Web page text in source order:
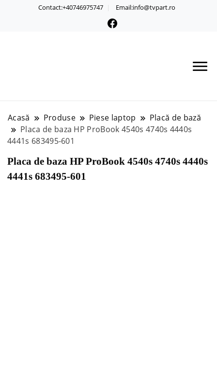
Contact:+40746975747 Email:info@tvpart.ro
Acasă Produse Piese laptop
Placă de bază
Placa de baza HP ProBook 4540s 4740s 4440s
4441s 683495-601
Placa de baza HP ProBook 4540s 4740s 4440s
4441s 683495-601